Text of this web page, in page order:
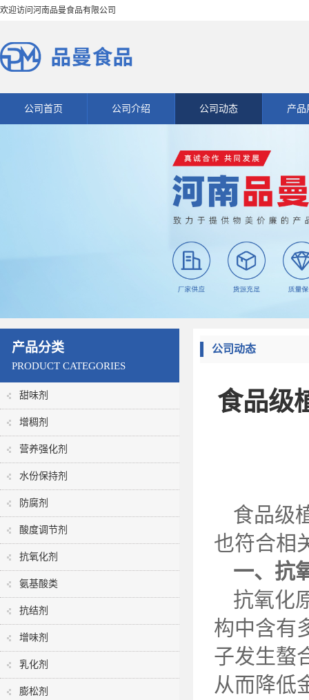
欢迎访问河南品曼食品有限公司
公司首页 公司介绍 公司动态 产品
产品分类
PRODUCT CATEGORIES
甜味剂
增稠剂
营养强化剂
水份保持剂
防腐剂
酸度调节剂
抗氧化剂
氨基酸类
抗结剂
增味剂
乳化剂
膨松剂
公司动态
食品级
食品级
也符合相
一、抗
抗氧化
构中含有
子发生螯
从而降低